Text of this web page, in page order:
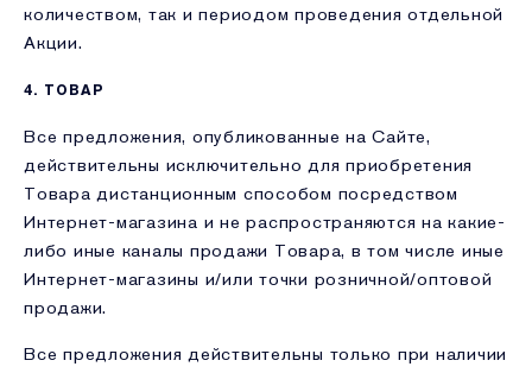
количеством, так и периодом проведения отдельной
Акции.
4. ТОВАР
Все предложения, опубликованные на Сайте,
действительны исключительно для приобретения
Товара дистанционным способом посредством
Интернет-магазина и не распространяются на какие-
либо иные каналы продажи Товара, в том числе иные
Интернет-магазины и/или точки розничной/оптовой
продажи.
Все предложения действительны только при наличии